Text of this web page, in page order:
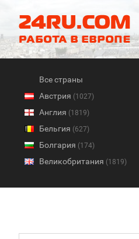
Все страны
Австрия (1027)
Англия (1819)
Бельгия (627)
Болгария (174)
Великобритания (1819)